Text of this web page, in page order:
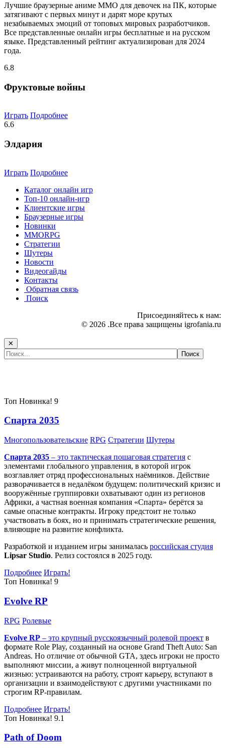
Лучшие браузерные аниме MMO для девочек на ПК, которые
затягивают с первых минут и дарят море крутых
незабываемых эмоций от топовых мировых разработчиков.
Все представленные онлайн игры бесплатные и на русском
языке. Представленный рейтинг актуализирован для 2024
года.
6.8
Фруктовые войны
Играть Подробнее
6.6
Элдария
Играть Подробнее
Каталог онлайн игр
Топ-10 онлайн-игр
Клиентские игры
Браузерные игры
Новинки
MMORPG
Стратегии
Шутеры
Новости
Видеогайды
Контакты
Обратная связь
Поиск
Присоединяйтесь к нам:
© 2026 .Все права защищены igrofania.ru
✕
Топ Новинка! 9
Спарта 2035
Многопользовательские RPG Стратегии Шутеры
Спарта 2035 – это тактическая пошаговая стратегия с
элементами глобального управления, в которой игрок
возглавляет отряд профессиональных наёмников. Действие
разворачивается в недалёком будущем: политический кризис и
вооружённые группировки охватывают один из регионов
Африки, а частная военная компания «Спарта» берётся за
самые опасные контракты. Игроку предстоит не только
участвовать в боях, но и принимать стратегические решения,
влияющие на развитие конфликта.
Разработкой и изданием игры занималась российская студия
Lipsar Studio. Релиз состоялся в 2025 году.
Подробнее Играть!
Топ Новинка! 9
Evolve RP
RPG Ролевые
Evolve RP – это крупный русскоязычный ролевой проект в
формате Role Play, созданный на основе Grand Theft Auto: San
Andreas. Но отличие от обычной GTA, здесь игроки не просто
выполняют миссии, а живут полноценной виртуальной
жизнью: устраиваются на работу, строят карьеру, вступают в
организации и взаимодействуют с другими участниками по
строгим RP-правилам.
Подробнее Играть!
Топ Новинка! 9.1
Path of Doom